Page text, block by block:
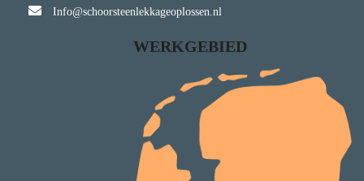
Info@schoorsteenlekkageoplossen.nl
WERKGEBIED